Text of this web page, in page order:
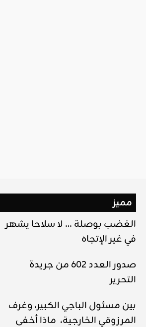
مميز
الغضب بوصلة … لا سلاحا يشهر
في غير الإتجاه
صدور العدد 602 من جريدة
التحرير
بين مسئول الباجي الكبير، وغرف
المرزوقي الخارجية، ماذا أخفى